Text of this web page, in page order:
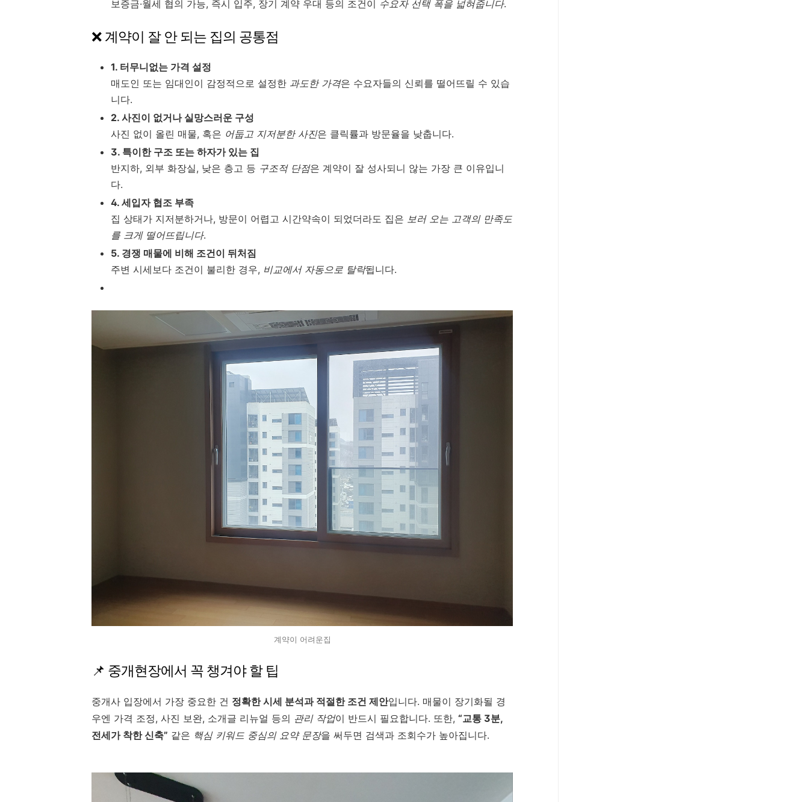
보증금·월세 협의 가능, 즉시 입주, 장기 계약 우대 등의 조건이 수요자 선택 폭을 넓혀줍니다.
❌ 계약이 잘 안 되는 집의 공통점
1. 터무니없는 가격 설정
매도인 또는 임대인이 감정적으로 설정한 과도한 가격은 수요자들의 신뢰를 떨어뜨릴 수 있습
니다.
2. 사진이 없거나 실망스러운 구성
사진 없이 올린 매물, 혹은 어둡고 지저분한 사진은 클릭률과 방문율을 낮춥니다.
3. 특이한 구조 또는 하자가 있는 집
반지하, 외부 화장실, 낮은 층고 등 구조적 단점은 계약이 잘 성사되니 않는 가장 큰 이유입니
다.
4. 세입자 협조 부족
집 상태가 지저분하거나, 방문이 어렵고 시간약속이 되었더라도 집은 보러 오는 고객의 만족도
를 크게 떨어뜨립니다.
5. 경쟁 매물에 비해 조건이 뒤처짐
주변 시세보다 조건이 불리한 경우, 비교에서 자동으로 탈락됩니다.
계약이 어려운집
📌 중개현장에서 꼭 챙겨야 할 팁
중개사 입장에서 가장 중요한 건 정확한 시세 분석과 적절한 조건 제안입니다. 매물이 장기화될 경
우엔 가격 조정, 사진 보완, 소개글 리뉴얼 등의 관리 작업이 반드시 필요합니다. 또한, “교통 3분,
전세가 착한 신축” 같은 핵심 키워드 중심의 요약 문장을 써두면 검색과 조회수가 높아집니다.